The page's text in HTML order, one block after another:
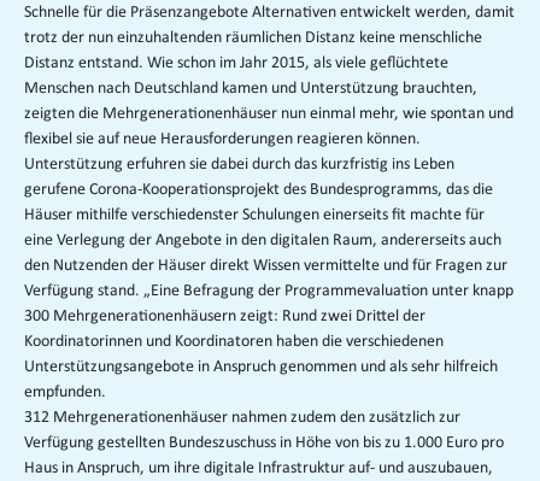
Schnelle für die Präsenzangebote Alternativen entwickelt werden, damit
trotz der nun einzuhaltenden räumlichen Distanz keine menschliche
Distanz entstand. Wie schon im Jahr 2015, als viele geflüchtete
Menschen nach Deutschland kamen und Unterstützung brauchten,
zeigten die Mehrgenerationenhäuser nun einmal mehr, wie spontan und
flexibel sie auf neue Herausforderungen reagieren können.
Unterstützung erfuhren sie dabei durch das kurzfristig ins Leben
gerufene Corona-Kooperationsprojekt des Bundesprogramms, das die
Häuser mithilfe verschiedenster Schulungen einerseits fit machte für
eine Verlegung der Angebote in den digitalen Raum, andererseits auch
den Nutzenden der Häuser direkt Wissen vermittelte und für Fragen zur
Verfügung stand. „Eine Befragung der Programmevaluation unter knapp
300 Mehrgenerationenhäusern zeigt: Rund zwei Drittel der
Koordinatorinnen und Koordinatoren haben die verschiedenen
Unterstützungsangebote in Anspruch genommen und als sehr hilfreich
empfunden.
312 Mehrgenerationenhäuser nahmen zudem den zusätzlich zur
Verfügung gestellten Bundeszuschuss in Höhe von bis zu 1.000 Euro pro
Haus in Anspruch, um ihre digitale Infrastruktur auf- und auszubauen,